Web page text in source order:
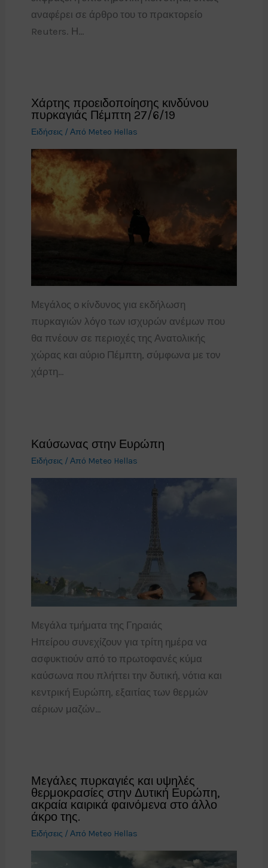
αναφέρει σε άρθρο του το πρακτορείο
Reuters. Η…
Χάρτης προειδοποίησης κινδύνου
πυρκαγιάς Πέμπτη 27/6/19
Ειδήσεις / Από Meteo Hellas
Μεγάλος ο κίνδυνος για εκδήλωση
πυρκαγιών λόγο των ισχυρών ανέμων που
θα πνέουν σε περιοχές της Ανατολικής
χώρας και αύριο Πέμπτη, σύμφωνα με τον
χάρτη…
Καύσωνας στην Ευρώπη
Ειδήσεις / Από Meteo Hellas
Μεγάλα τμήματα της Γηραιάς
Ηπείρου συνεχίζουν για τρίτη ημέρα να
ασφυκτιούν από το πρωτοφανές κύμα
καύσωνα που πλήττει την δυτική, νότια και
κεντρική Ευρώπη, εξαιτίας των θερμών
αέριων μαζών…
Μεγάλες πυρκαγιές και υψηλές
θερμοκρασίες στην Δυτική Ευρώπη,
ακραία καιρικά φαινόμενα στο άλλο
άκρο της.
Ειδήσεις / Από Meteo Hellas